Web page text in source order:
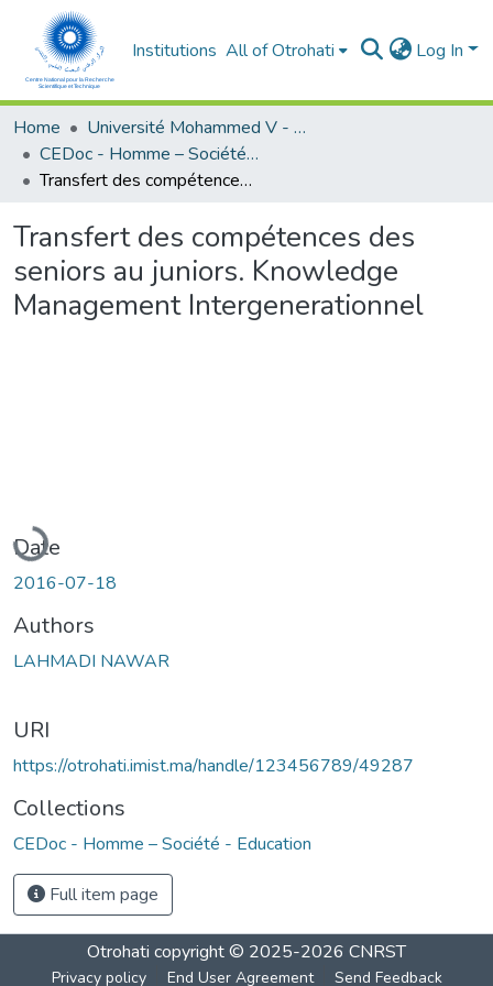
Institutions All of Otrohati Log In
Home
Université Mohammed V - Rabat
CEDoc - Homme – Société - Education
Transfert des compétences des seniors au juniors. Knowledge Management Intergenerationnel
Transfert des compétences des
seniors au juniors. Knowledge
Management Intergenerationnel
Loading...
Date
2016-07-18
Authors
LAHMADI NAWAR
URI
https://otrohati.imist.ma/handle/123456789/49287
Collections
CEDoc - Homme – Société - Education
Full item page
Otrohati copyright © 2025-2026 CNRST
Privacy policy End User Agreement Send Feedback